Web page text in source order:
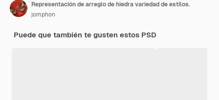
Representación de arreglo de hiedra variedad de estilos.
jomphon
Puede que también te gusten estos PSD